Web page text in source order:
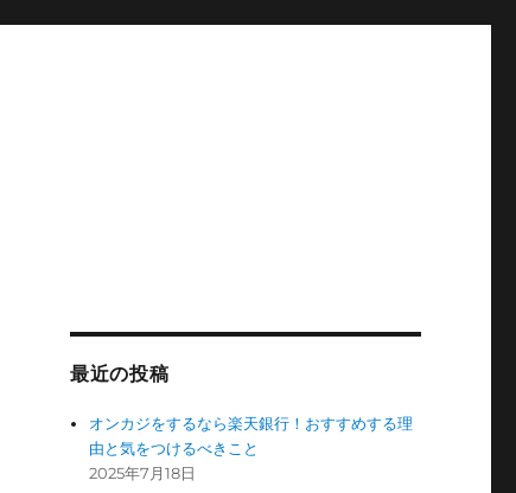
最近の投稿
オンカジをするなら楽天銀行！おすすめする理
由と気をつけるべきこと
2025年7月18日